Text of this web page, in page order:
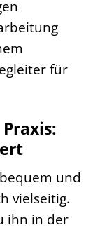
für
und
vielseitig.
ihn in der